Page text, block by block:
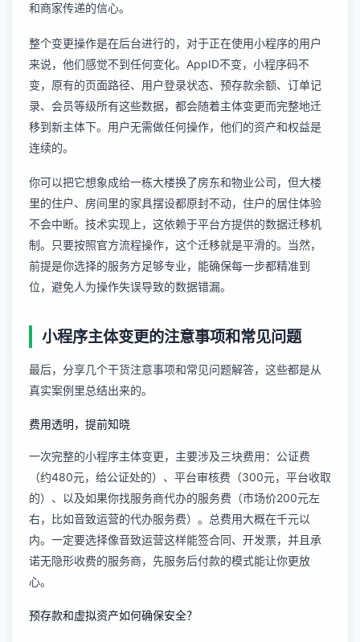
和商家传递的信心。
整个变更操作是在后台进行的，对于正在使用小程序的用户
来说，他们感觉不到任何变化。AppID不变，小程序码不
变，原有的页面路径、用户登录状态、预存款余额、订单记
录、会员等级所有这些数据，都会随着主体变更而完整地迁
移到新主体下。用户无需做任何操作，他们的资产和权益是
连续的。
你可以把它想象成给一栋大楼换了房东和物业公司，但大楼
里的住户、房间里的家具摆设都原封不动，住户的居住体验
不会中断。技术实现上，这依赖于平台方提供的数据迁移机
制。只要按照官方流程操作，这个迁移就是平滑的。当然，
前提是你选择的服务方足够专业，能确保每一步都精准到
位，避免人为操作失误导致的数据错漏。
小程序主体变更的注意事项和常见问题
最后，分享几个干货注意事项和常见问题解答，这些都是从
真实案例里总结出来的。
费用透明，提前知晓
一次完整的小程序主体变更，主要涉及三块费用：公证费
（约480元，给公证处的）、平台审核费（300元，平台收取
的）、以及如果你找服务商代办的服务费（市场价200元左
右，比如音致运营的代办服务费）。总费用大概在千元以
内。一定要选择像音致运营这样能签合同、开发票，并且承
诺无隐形收费的服务商，先服务后付款的模式能让你更放
心。
预存款和虚拟资产如何确保安全？